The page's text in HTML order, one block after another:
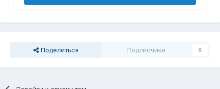
Поделиться Подписчики 0